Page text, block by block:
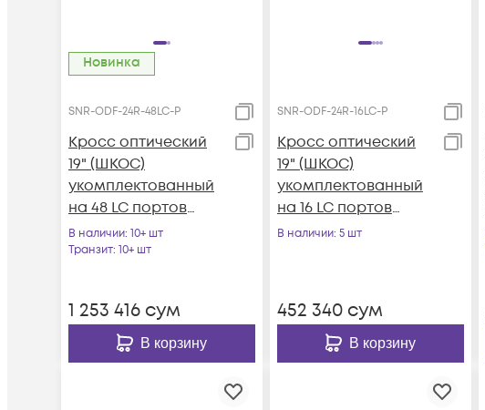
Новинка
SNR-ODF-24R-48LC-P
Кросс оптический
19" (ШКОС)
укомплектованный
на 48 LC портов
(комплект с
розетками и
В наличии: 10+ шт
Транзит: 10+ шт
1 253 416 сум
В корзину
SNR-ODF-24R-16LC-P
Кросс оптический
19" (ШКОС)
укомплектованный
на 16 LC портов
(комплект с
В наличии: 5 шт
452 340сум
В корзину